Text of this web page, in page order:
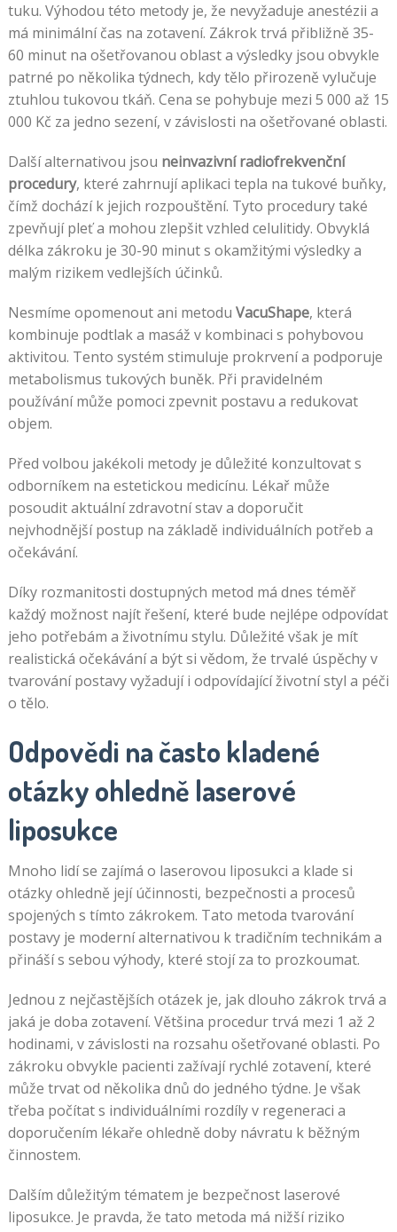
tuku. Výhodou této metody je, že nevyžaduje anestézii a
má minimální čas na zotavení. Zákrok trvá přibližně 35-
60 minut na ošetřovanou oblast a výsledky jsou obvykle
patrné po několika týdnech, kdy tělo přirozeně vylučuje
ztuhlou tukovou tkáň. Cena se pohybuje mezi 5 000 až 15
000 Kč za jedno sezení, v závislosti na ošetřované oblasti.
Další alternativou jsou neinvazivní radiofrekvenční
procedury, které zahrnují aplikaci tepla na tukové buňky,
čímž dochází k jejich rozpouštění. Tyto procedury také
zpevňují pleť a mohou zlepšit vzhled celulitidy. Obvyklá
délka zákroku je 30-90 minut s okamžitými výsledky a
malým rizikem vedlejších účinků.
Nesmíme opomenout ani metodu VacuShape, která
kombinuje podtlak a masáž v kombinaci s pohybovou
aktivitou. Tento systém stimuluje prokrvení a podporuje
metabolismus tukových buněk. Při pravidelném
používání může pomoci zpevnit postavu a redukovat
objem.
Před volbou jakékoli metody je důležité konzultovat s
odborníkem na estetickou medicínu. Lékař může
posoudit aktuální zdravotní stav a doporučit
nejvhodnější postup na základě individuálních potřeb a
očekávání.
Díky rozmanitosti dostupných metod má dnes téměř
každý možnost najít řešení, které bude nejlépe odpovídat
jeho potřebám a životnímu stylu. Důležité však je mít
realistická očekávání a být si vědom, že trvalé úspěchy v
tvarování postavy vyžadují i odpovídající životní styl a péči
o tělo.
Odpovědi na často kladené
otázky ohledně laserové
liposukce
Mnoho lidí se zajímá o laserovou liposukci a klade si
otázky ohledně její účinnosti, bezpečnosti a procesů
spojených s tímto zákrokem. Tato metoda tvarování
postavy je moderní alternativou k tradičním technikám a
přináší s sebou výhody, které stojí za to prozkoumat.
Jednou z nejčastějších otázek je, jak dlouho zákrok trvá a
jaká je doba zotavení. Většina procedur trvá mezi 1 až 2
hodinami, v závislosti na rozsahu ošetřované oblasti. Po
zákroku obvykle pacienti zažívají rychlé zotavení, které
může trvat od několika dnů do jedného týdne. Je však
třeba počítat s individuálními rozdíly v regeneraci a
doporučením lékaře ohledně doby návratu k běžným
činnostem.
Dalším důležitým tématem je bezpečnost laserové
liposukce. Je pravda, že tato metoda má nižší riziko